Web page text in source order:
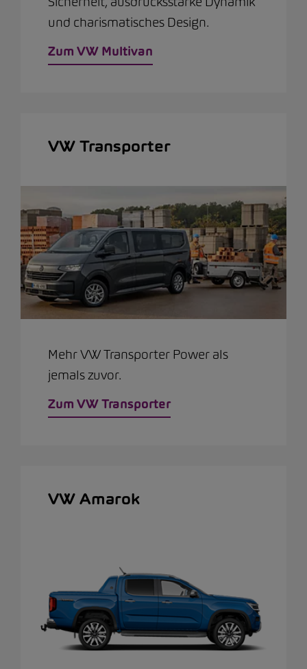
und charismatisches Design.
Zum VW Multivan
VW Transporter
Mehr VW Transporter Power als
jemals zuvor.
Zum VW Transporter
VW Amarok